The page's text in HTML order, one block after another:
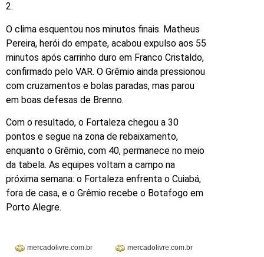
2.
O clima esquentou nos minutos finais. Matheus
Pereira, herói do empate, acabou expulso aos 55
minutos após carrinho duro em Franco Cristaldo,
confirmado pelo VAR. O Grêmio ainda pressionou
com cruzamentos e bolas paradas, mas parou
em boas defesas de Brenno.
Com o resultado, o Fortaleza chegou a 30
pontos e segue na zona de rebaixamento,
enquanto o Grêmio, com 40, permanece no meio
da tabela. As equipes voltam a campo na
próxima semana: o Fortaleza enfrenta o Cuiabá,
fora de casa, e o Grêmio recebe o Botafogo em
Porto Alegre.
mercadolivre.com.br mercadolivre.com.br